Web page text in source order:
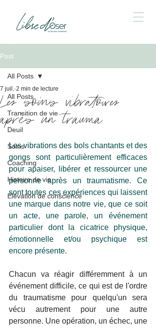
Post
All Posts
Transition de vie
Deuil
Soins
Coaching
Histoire de vie
Elévation de conscience
All Posts
Les soins vibratoires
après un trauma
7 juil. 2 min de lecture
Les vibrations des bols chantants et des
gongs sont particulièrement efficaces
pour apaiser, libérer et ressourcer une
personne après un traumatisme. Ce
sont toutes ces expériences qui laissent
une marque dans notre vie, que ce soit
un acte, une parole, un événement
particulier dont la cicatrice physique,
émotionnelle et/ou psychique est
encore présente.
Chacun va réagir différemment à un
événement difficile, ce qui est de l'ordre
du traumatisme pour quelqu'un sera
vécu autrement pour une autre
personne. Une opération, un échec, une